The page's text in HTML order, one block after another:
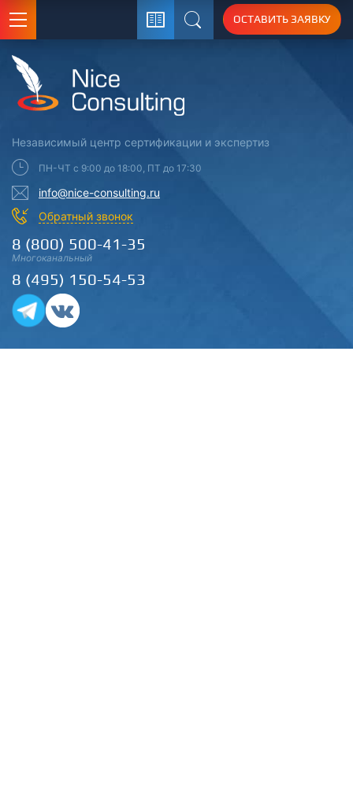
Поиск
ОСТАВИТЬ ЗАЯВКУ
Независимый центр сертификации и экспертиз
ПН-ЧТ с 9:00 до 18:00, ПТ до 17:30
info@nice-consulting.ru
Обратный звонок
8 (800) 500-41-35
Многоканальный
8 (495) 150-54-53